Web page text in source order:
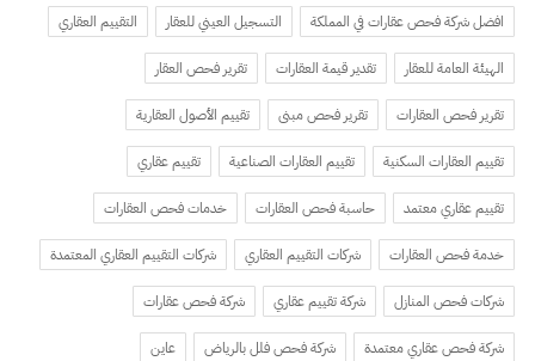
افضل شركة فحص عقارات في المملكة التسجيل العيني للعقار التقييم العقاري
الهيئة العامة للعقار تقدير قيمة العقارات تقرير فحص العقار
تقرير فحص العقارات تقرير فحص مبنى تقييم الأصول العقارية
تقييم العقارات السكنية تقييم العقارات الصناعية تقييم عقاري
تقييم عقاري معتمد حاسبة فحص العقارات خدمات فحص العقارات
خدمة فحص العقارات شركات التقييم العقاري شركات التقييم العقاري المعتمدة
شركات فحص المنازل شركة تقييم عقاري شركة فحص عقارات
شركة فحص عقاري معتمدة شركة فحص فلل بالرياض عاين